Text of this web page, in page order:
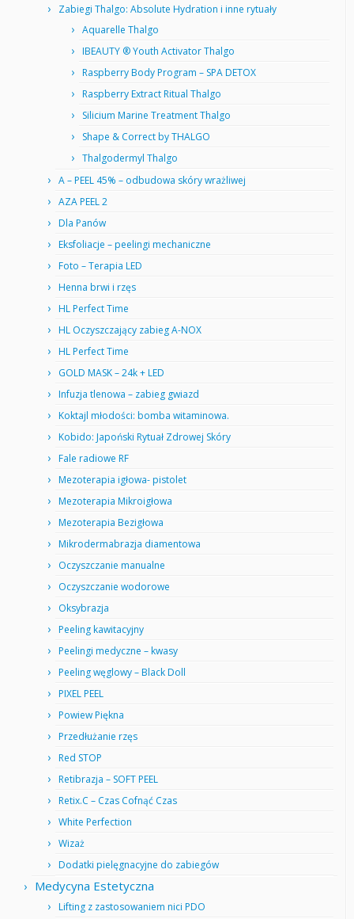
Zabiegi Thalgo: Absolute Hydration i inne rytuały
Aquarelle Thalgo
IBEAUTY ® Youth Activator Thalgo
Raspberry Body Program – SPA DETOX
Raspberry Extract Ritual Thalgo
Silicium Marine Treatment Thalgo
Shape & Correct by THALGO
Thalgodermyl Thalgo
A – PEEL 45% – odbudowa skóry wrażliwej
AZA PEEL 2
Dla Panów
Eksfoliacje – peelingi mechaniczne
Foto – Terapia LED
Henna brwi i rzęs
HL Perfect Time
HL Oczyszczający zabieg A-NOX
HL Perfect Time
GOLD MASK – 24k + LED
Infuzja tlenowa – zabieg gwiazd
Koktajl młodości: bomba witaminowa.
Kobido: Japoński Rytuał Zdrowej Skóry
Fale radiowe RF
Mezoterapia igłowa- pistolet
Mezoterapia Mikroigłowa
Mezoterapia Bezigłowa
Mikrodermabrazja diamentowa
Oczyszczanie manualne
Oczyszczanie wodorowe
Oksybrazja
Peeling kawitacyjny
Peelingi medyczne – kwasy
Peeling węglowy – Black Doll
PIXEL PEEL
Powiew Piękna
Przedłużanie rzęs
Red STOP
Retibrazja – SOFT PEEL
Retix.C – Czas Cofnąć Czas
White Perfection
Wizaż
Dodatki pielęgnacyjne do zabiegów
Medycyna Estetyczna
Lifting z zastosowaniem nici PDO